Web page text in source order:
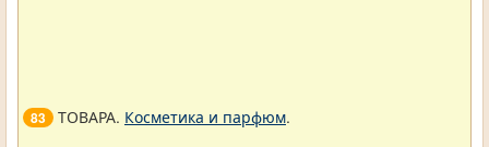
83 ТОВАРА. Косметика и парфюм.